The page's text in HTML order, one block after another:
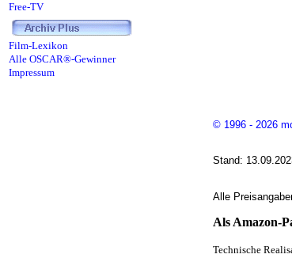
© 1996 - 2026
Stand:
Alle
Als Amazon-
Technische
Free-TV
Film-Lexikon
Alle OSCAR®-Gewinner
Impressum